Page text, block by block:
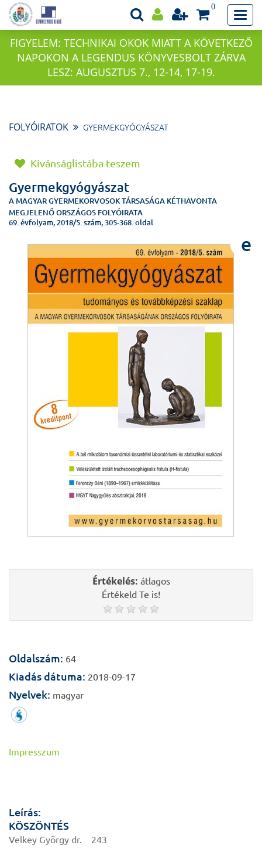
0
FIGYELEM: TECHNIKAI OKOK MIATT A KÖVETKEZŐ
NAPOKON A LEGENDUS KÖNYVESBOLT ZÁRVA
LESZ: AUGUSZTUS 7., 12-14, 17-19.
FOLYÓIRATOK GYERMEKGYÓGYÁSZAT
Kívánságlistába teszem
Gyermekgyógyászat
A MAGYAR GYERMEKORVOSOK TÁRSASÁGA KÉTHAVONTA
MEGJELENŐ ORSZÁGOS FOLYÓIRATA
69. évfolyam, 2018/5. szám, 305-368. oldal
e
Értékelés: átlagos
Értékeld Te is!
Oldalszám: 64
Kiadás dátuma: 2018-09-17
Nyelvek: magyar
Impresszum
Leírás:
KÖSZÖNTÉS
Velkey György dr. 243